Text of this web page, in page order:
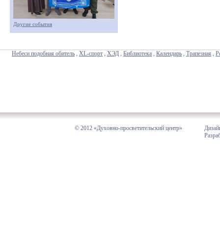
Другие события
Небеси подобная обитель , XL-спорт , ХЭД , Библиотека , Календарь , Трапезная ,
© 2012 «Духовно-просветительский центр»